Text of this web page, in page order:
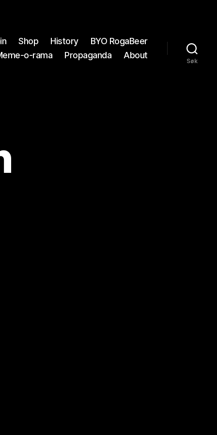
Shop History
BYO RogaBeer
o-rama
Propaganda About
Søk